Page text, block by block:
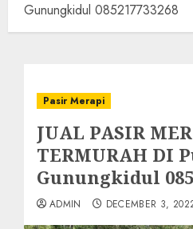
Gunungkidul 085217733268
Pasir Merapi
JUAL PASIR
TERMURAH DI
Gunungkidul
ADMIN DECEMBER 3,